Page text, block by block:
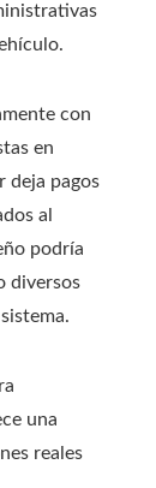
con
en
deja pagos
al
podría
diversos
una
reales